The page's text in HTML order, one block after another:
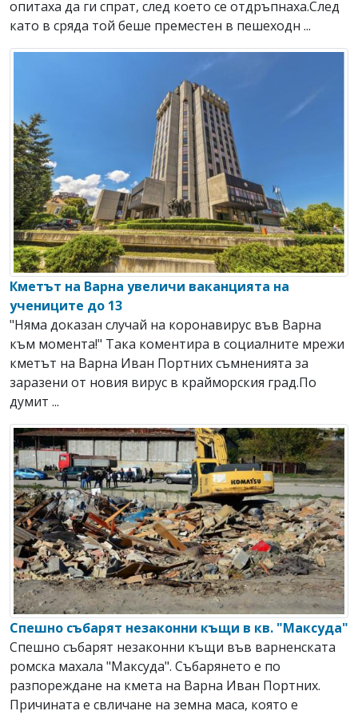
опитаха да ги спрат, след което се отдръпнаха.След
като в сряда той беше преместен в пешеходн ...
Кметът на Варна увеличи ваканцията на
учениците до 13
"Няма доказан случай на коронавирус във Варна
към момента!" Така коментира в социалните мрежи
кметът на Варна Иван Портних съмненията за
заразени от новия вирус в крайморския град.По
думит ...
Спешно събарят незаконни къщи в кв. "Максуда"
Спешно събарят незаконни къщи във варненската
ромска махала "Максуда". Събарянето е по
разпореждане на кмета на Варна Иван Портних.
Причината е свличане на земна маса, която е